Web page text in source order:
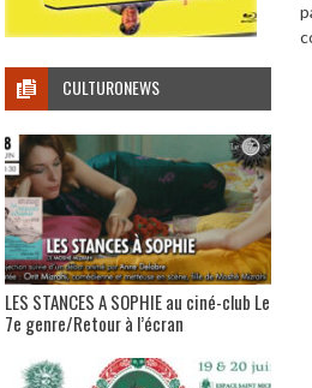
CULTURONEWS
LES STANCES A SOPHIE au ciné-club Le
7e genre/Retour à l’écran